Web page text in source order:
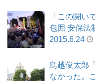
「この闘い
包囲 安保法
2015.6.24
鳥越俊太郎
なかった。